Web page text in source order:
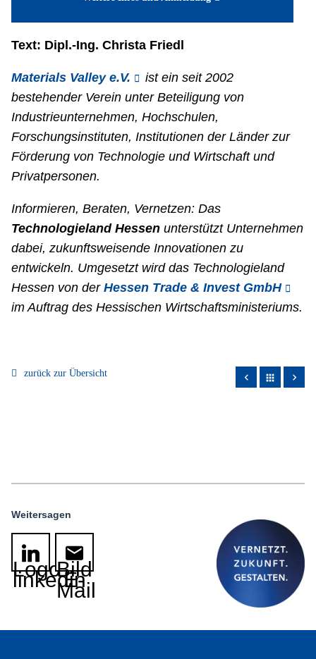
Text: Dipl.-Ing. Christa Friedl
Materials Valley e.V.
ist ein seit 2002
bestehender Verein unter Beteiligung von
Industrieunternehmen, Hochschulen,
Forschungsinstituten, Institutionen der Länder zur
Förderung von Technologie und Wirtschaft und
Privatpersonen.
Informieren, Beraten, Vernetzen: Das
Technologieland Hessenunterstützt Unternehmen
dabei, zukunftsweisende Innovationen zu
entwickeln. Umgesetzt wird das Technologieland
Hessen von der Hessen Trade & Invest GmbH
im Auftrag des Hessischen Wirtschaftsministeriums.
zurück zur Übersicht apps
Weitersagen
Logo
linkedin
Bild
E-
Mail